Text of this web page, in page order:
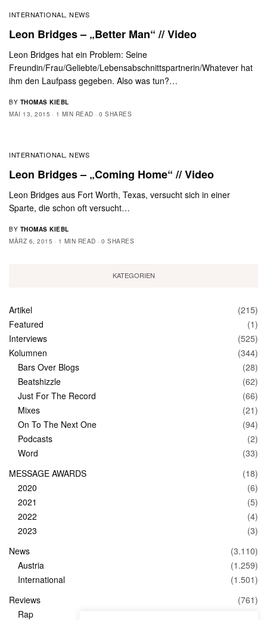
INTERNATIONAL ,NEWS
Leon Bridges – „Better Man“ // Video
Leon Bridges hat ein Problem: Seine
Freundin/Frau/Geliebte/Lebensabschnittspartnerin/Whatever hat
ihm den Laufpass gegeben. Also was tun?…
BY THOMAS KIEBL
MAI 13, 2015
1 MIN READ 0 SHARES
INTERNATIONAL ,NEWS
Leon Bridges – „Coming Home“ // Video
Leon Bridges aus Fort Worth, Texas, versucht sich in einer
Sparte, die schon oft versucht…
BY THOMAS KIEBL
MÄRZ 6, 2015
1 MIN READ 0 SHARES
KATEGORIEN
Artikel
(215)
Featured
(1)
Interviews
(525)
Kolumnen
(344)
Bars Over Blogs
(28)
Beatshizzle
(62)
Just For The Record
(66)
Mixes
(21)
On To The Next One
(94)
Podcasts
(2)
Word
(33)
MESSAGE AWARDS
(18)
2020
(6)
2021
(5)
2022
(4)
2023
(3)
News
(3.110)
Austria
(1.259)
International
(1.501)
Reviews
(761)
Rap